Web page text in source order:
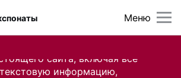
сайта, включая все
информацию,
Меню